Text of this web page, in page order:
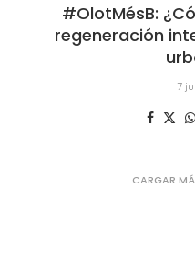
#OlotMésB:
regeneración
7
CARGAR